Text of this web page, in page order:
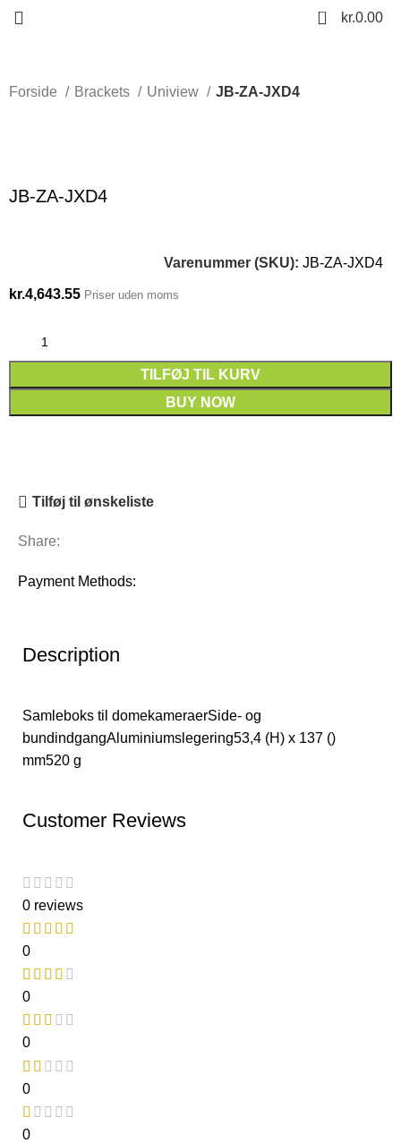
0 kr.0.00
Forside Brackets Uniview JB-ZA-JXD4
JB-ZA-JXD4
Varenummer (SKU): JB-ZA-JXD4
kr.4,643.55 Priser uden moms
TILFØJ TIL KURV
BUY NOW
Tilføj til ønskeliste
Share:
Payment Methods:
Description
Samleboks til domekameraerSide- og
bundindgangAluminiumslegering53,4 (H) x 137 ()
mm520 g
Customer Reviews
0 reviews
0
0
0
0
0